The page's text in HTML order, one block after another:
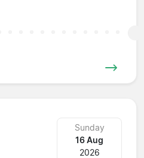
Sunday
16 Aug
2026